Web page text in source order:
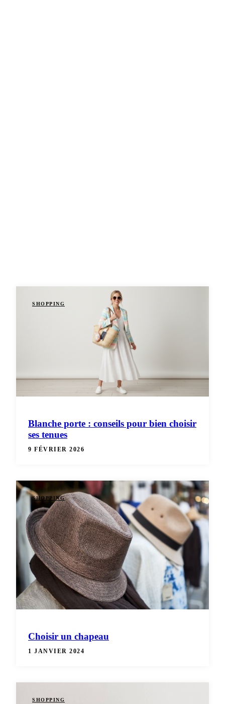
SHOPPING
Blanche porte : conseils pour bien choisir
ses tenues
9 FÉVRIER 2026
SHOPPING
Choisir un chapeau
1 JANVIER 2024
SHOPPING